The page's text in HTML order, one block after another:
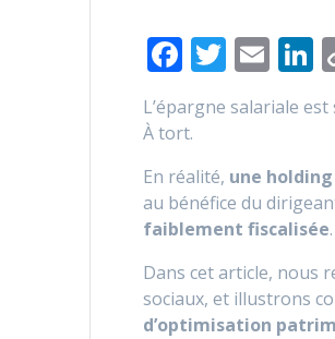
F
e
b
o
o
k
T
w
itt
E
m
ai
l
n
k
n
L’épargne salariale
À tort.
En réalité, une
au bénéfice du
faiblement fiscalisée.
Dans cet article, nous
sociaux, et illustrons
d’optimisation